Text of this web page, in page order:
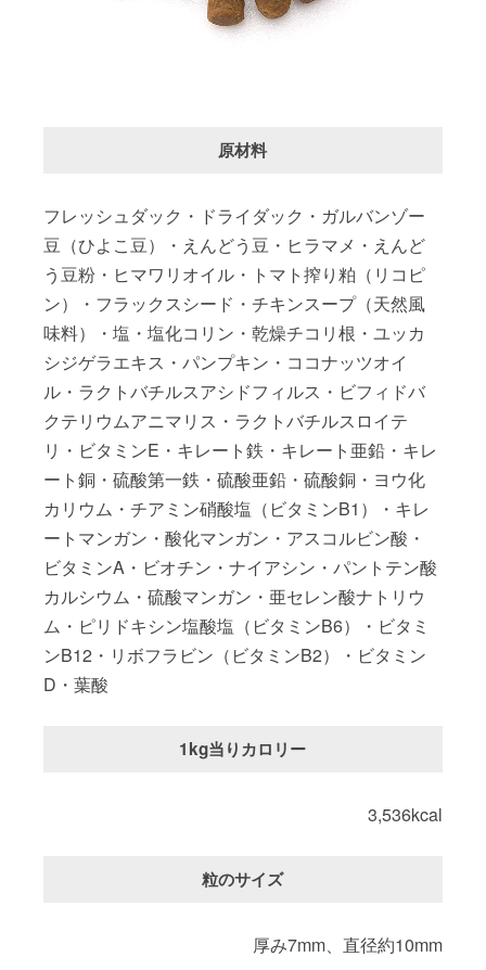
原材料
フレッシュダック・ドライダック・ガルバンゾー
豆（ひよこ豆）・えんどう豆・ヒラマメ・えんど
う豆粉・ヒマワリオイル・トマト搾り粕（リコピ
ン）・フラックスシード・チキンスープ（天然風
味料）・塩・塩化コリン・乾燥チコリ根・ユッカ
シジゲラエキス・パンプキン・ココナッツオイ
ル・ラクトバチルスアシドフィルス・ビフィドバ
クテリウムアニマリス・ラクトバチルスロイテ
リ・ビタミンE・キレート鉄・キレート亜鉛・キレ
ート銅・硫酸第一鉄・硫酸亜鉛・硫酸銅・ヨウ化
カリウム・チアミン硝酸塩（ビタミンB1）・キレ
ートマンガン・酸化マンガン・アスコルビン酸・
ビタミンA・ビオチン・ナイアシン・パントテン酸
カルシウム・硫酸マンガン・亜セレン酸ナトリウ
ム・ピリドキシン塩酸塩（ビタミンB6）・ビタミ
ンB12・リボフラビン（ビタミンB2）・ビタミン
D・葉酸
1kg当りカロリー
3,536kcal
粒のサイズ
厚み7mm、直径約10mm